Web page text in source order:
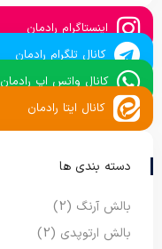
اینستاگرام رادمان
کانال تلگرام رادمان
کانال واتس اپ رادمان
کانال ایتا رادمان
دسته بندی ها
بالش آرنگ (2)
بالش ارتوپدی (2)